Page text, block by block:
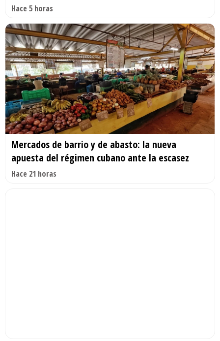
Hace 5 horas
Mercados de barrio y de abasto: la nueva
apuesta del régimen cubano ante la escasez
Hace 21 horas